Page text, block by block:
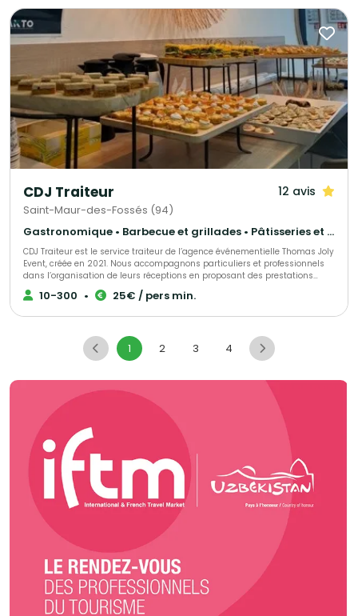
l’environnement.
CDJ Traiteur 12 avis
Saint-Maur-des-Fossés (94)
Gastronomique • Barbecue et grillades • Pâtisseries et desserts
CDJ Traiteur est le service traiteur de l’agence événementielle Thomas Joly
Event, créée en 2021. Nous accompagnons particuliers et professionnels
dans l’organisation de leurs réceptions en proposant des prestations
culinaires sur mesure, adaptées à chaque projet. Issu du savoir-faire de
notre agence événementielle, CDJ Traiteur s’inscrit dans une démarche
unique, fidèle à votre image et à vos envies. Notre force réside dans notre
capacité à proposer du sur-mesure. Nous ne travaillons pas à partir de
formules figées : chaque prestation est personnalisée, tant dans la
service. Exigence, créativité et sens du détail sont au cœur de notre
approche, avec un seul objectif : faire de votre événement un moment
unique et inoubliable.
10-300 • 25€ / pers min.
1 2 3 4